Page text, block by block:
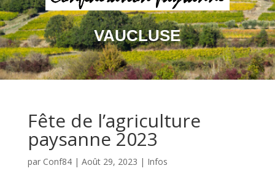
VAUCLUSE
Fête de l’agriculture
paysanne 2023
par Conf84| Août 29, 2023 | Infos